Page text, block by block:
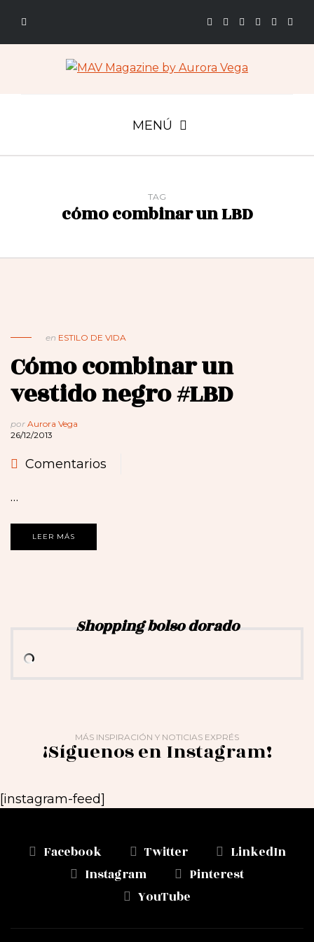
MENÚ
TAG
cómo combinar un LBD
en ESTILO DE VIDA
Cómo combinar un
vestido negro #LBD
por Aurora Vega
26/12/2013
Comentarios
…
LEER MÁS
Shopping bolso dorado
MÁS INSPIRACIÓN Y NOTICIAS EXPRÉS
¡Síguenos en Instagram!
[instagram-feed]
Facebook Twitter
LinkedIn
Instagram
Pinterest
YouTube